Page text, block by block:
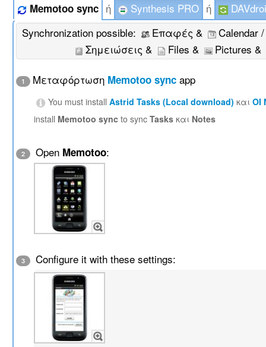
Memotoo sync ή Synthesis PRO ή
Synchronization possible:
Επαφές &
Calendar
Σημειώσεις &
Files & Pictures &
1 Μεταφόρτωση Memotoo sync app
You must installAstrid Tasks (Local download) καιOI
install Memotoo sync to syncTasks και Notes
2 Open Memotoo:
3 Configure it with these settings: